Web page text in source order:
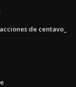
de centavo_